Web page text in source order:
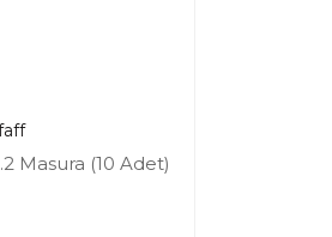
Masura (10 Adet)